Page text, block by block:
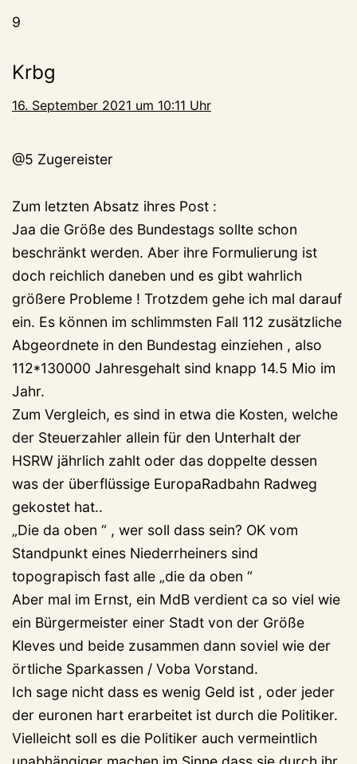
9
Krbg
16. September 2021 um 10:11 Uhr
@5 Zugereister
Zum letzten Absatz ihres Post :
Jaa die Größe des Bundestags sollte schon
beschränkt werden. Aber ihre Formulierung ist
doch reichlich daneben und es gibt wahrlich
größere Probleme ! Trotzdem gehe ich mal darauf
ein. Es können im schlimmsten Fall 112 zusätzliche
Abgeordnete in den Bundestag einziehen , also
112*130000 Jahresgehalt sind knapp 14.5 Mio im
Jahr.
Zum Vergleich, es sind in etwa die Kosten, welche
der Steuerzahler allein für den Unterhalt der
HSRW jährlich zahlt oder das doppelte dessen
was der überflüssige EuropaRadbahn Radweg
gekostet hat..
„Die da oben “ , wer soll dass sein? OK vom
Standpunkt eines Niederrheiners sind
topograpisch fast alle „die da oben “
Aber mal im Ernst, ein MdB verdient ca so viel wie
ein Bürgermeister einer Stadt von der Größe
Kleves und beide zusammen dann soviel wie der
örtliche Sparkassen / Voba Vorstand.
Ich sage nicht dass es wenig Geld ist , oder jeder
der euronen hart erarbeitet ist durch die Politiker.
Vielleicht soll es die Politiker auch vermeintlich